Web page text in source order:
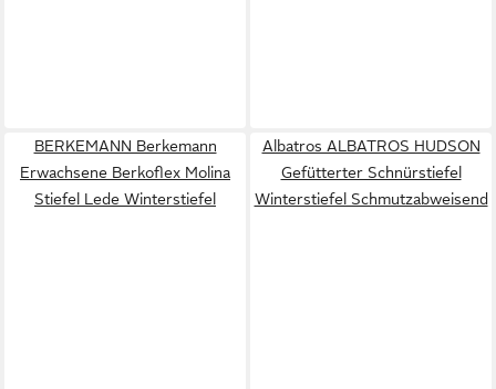
BERKEMANN Berkemann
Erwachsene Berkoflex Molina
Stiefel Lede Winterstiefel
Albatros ALBATROS HUDSON
Gefütterter Schnürstiefel
Winterstiefel Schmutzabweisend